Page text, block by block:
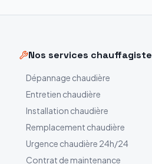
Nos services chauffagiste
Dépannage chaudière
Entretien chaudière
Installation chaudière
Remplacement chaudière
Urgence chaudière 24h/24
Contrat de maintenance